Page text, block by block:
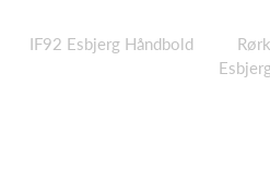
IF92 Esbjerg Håndbold